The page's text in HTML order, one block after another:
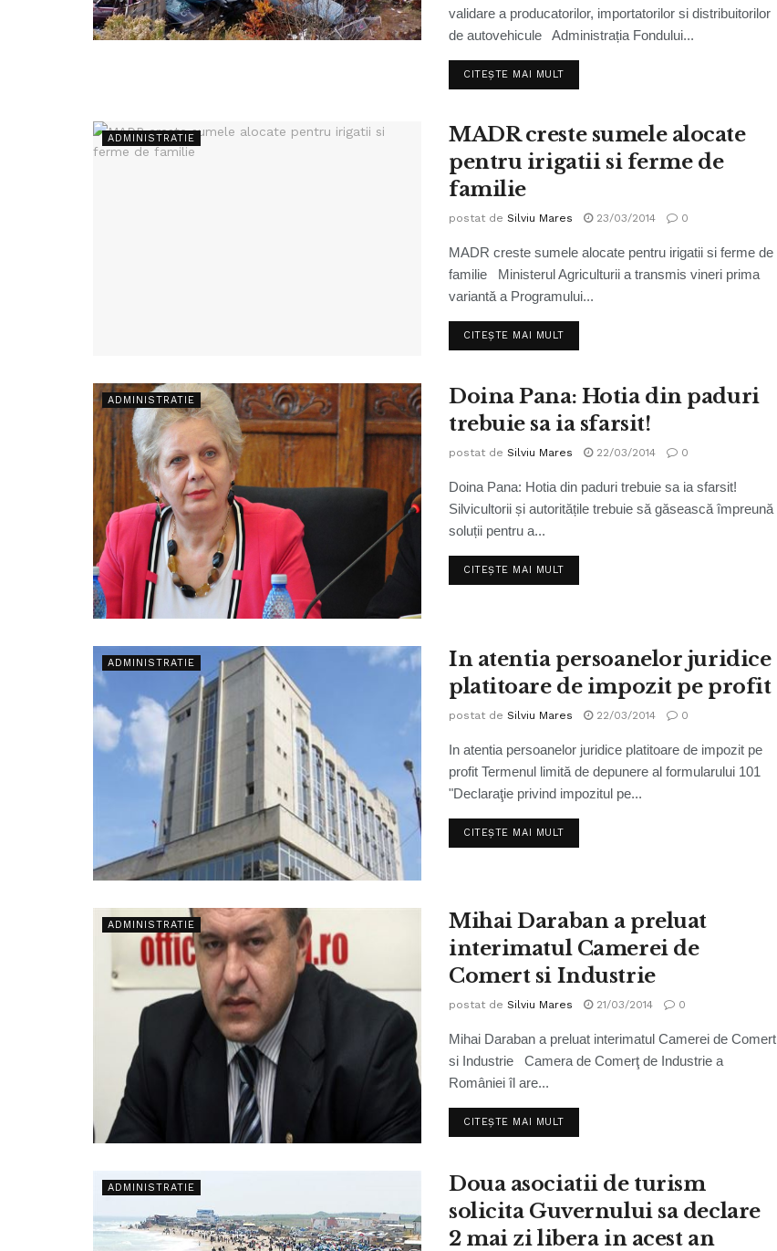
validare a producatorilor, importatorilor si distribuitorilor
de autovehicule Administrația Fondului...
CITEȘTE MAI MULT
ADMINISTRATIE
MADR creste sumele alocate
pentru irigatii si ferme de
familie
postat de Silviu Mares 23/03/2014 0
MADR creste sumele alocate pentru irigatii si ferme de
familie Ministerul Agriculturii a transmis vineri prima
variantă a Programului...
CITEȘTE MAI MULT
ADMINISTRATIE
Doina Pana: Hotia din paduri
trebuie sa ia sfarsit!
postat de Silviu Mares 22/03/2014 0
Doina Pana: Hotia din paduri trebuie sa ia sfarsit!
Silvicultorii și autoritățile trebuie să găsească împreună
soluții pentru a...
CITEȘTE MAI MULT
ADMINISTRATIE
In atentia persoanelor juridice
platitoare de impozit pe profit
postat de Silviu Mares 22/03/2014 0
In atentia persoanelor juridice platitoare de impozit pe
profit Termenul limită de depunere al formularului 101
"Declaraţie privind impozitul pe...
CITEȘTE MAI MULT
ADMINISTRATIE
Mihai Daraban a preluat
interimatul Camerei de
Comert si Industrie
postat de Silviu Mares 21/03/2014 0
Mihai Daraban a preluat interimatul Camerei de Comert
si Industrie Camera de Comerţ de Industrie a
României îl are...
CITEȘTE MAI MULT
ADMINISTRATIE
Doua asociatii de turism
solicita Guvernului sa declare
2 mai zi libera in acest an